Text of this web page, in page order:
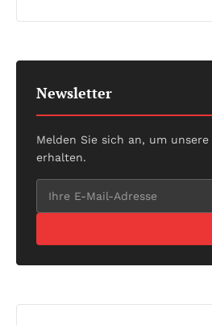
Newsletter
Melden Sie sich an, um
erhalten.